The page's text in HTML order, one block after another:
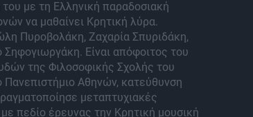
με τη Ελληνική παραδοσιακή
να μαθαίνει Κρητική λύρα.
Πυροβολάκη, Ζαχαρία Σπυριδάκη,
Είναι απόφοιτος του
της Φιλοσοφικής Σχολής του
Πανεπιστήμιο Αθηνών, κατεύθυνση
μεταπτυχιακές
πεδίο έρευνας την Κρητική μουσική